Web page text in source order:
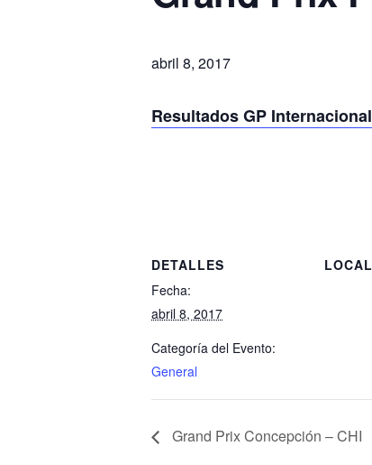
abril 8, 2017
Resultados GP
DETALLES
Fecha:
abril 8, 2017
Categoría del Evento:
General
LOCAL
Grand Prix Concepción – CHI